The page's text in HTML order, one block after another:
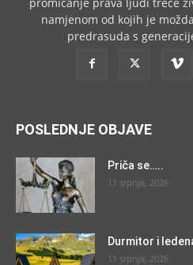
namjenom od kojih je
predrasuda s
POSLEDNJE OBJAVE
Priča se…..
11 srpnja, 2026
Durmitor i
11 srpnja, 2026